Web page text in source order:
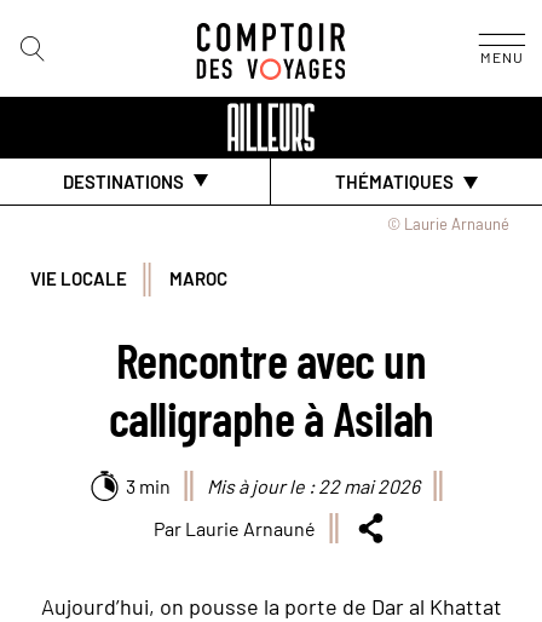
MENU
DESTINATIONS THÉMATIQUES
© Laurie Arnauné
VIE LOCALE MAROC
Rencontre avec un
calligraphe à Asilah
3 min
Mis à jour le : 22 mai 2026
Par Laurie Arnauné
Aujourd’hui, on pousse la porte de Dar al Khattat